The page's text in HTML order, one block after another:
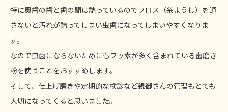
特に奥歯の歯と歯の間は詰っているのでフロス（糸ようじ）を通
さないと汚れが詰ってしまい虫歯になってしまいやすくなりま
す。
なので虫歯にならないためにもフッ素が多く含まれている歯磨き
粉を使うことをおすすめします。
そして、仕上げ磨きや定期的な検診など親御さんの管理もとても
大切になってくると思いました。